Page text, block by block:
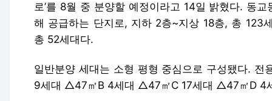
로’를 8월 중 분양할 예정이라고 14일 밝혔다. 동
해 공급하는 단지로, 지하 2층~지상 18층, 총 123
총 52세대다.
일반분양 세대는 소형 평형 중심으로 구성됐다.
9세대 △47㎡B 4세대 △47㎡C 17세대 △47㎡D 4